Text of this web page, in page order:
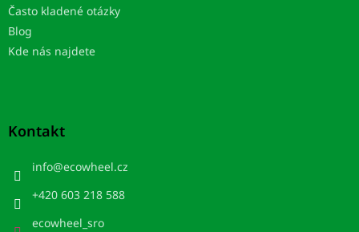
Často kladené otázky
Blog
Kde nás najdete
Kontakt
info@ecowheel.cz
+420 603 218 588
ecowheel_sro